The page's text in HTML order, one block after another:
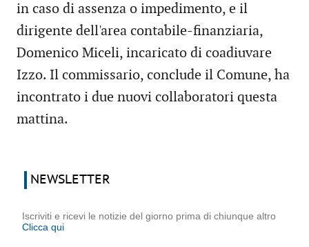
in caso di assenza o impedimento, e il
dirigente dell'area contabile-finanziaria,
Domenico Miceli, incaricato di coadiuvare
Izzo. Il commissario, conclude il Comune, ha
incontrato i due nuovi collaboratori questa
mattina.
NEWSLETTER
Iscriviti e ricevi le notizie del giorno prima di chiunque altro
Clicca qui